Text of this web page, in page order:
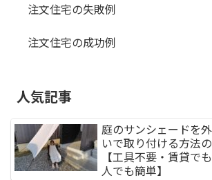
注文住宅の失敗例
注文住宅の成功例
人気記事
庭のサンシェードを
いで取り付ける方法
【工具不要・賃貸で
人でも簡単】